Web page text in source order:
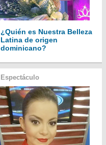
¿Quién es Nuestra Belleza
Latina de origen
dominicano?
Espectáculo